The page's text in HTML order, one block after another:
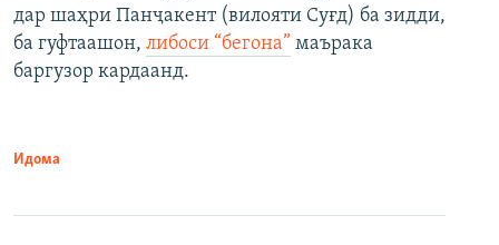
дар шаҳри Панҷакент (вилояти Суғд) ба зидди,
ба гуфтаашон, либоси “бегона” маърака
баргузор кардаанд.
Идома